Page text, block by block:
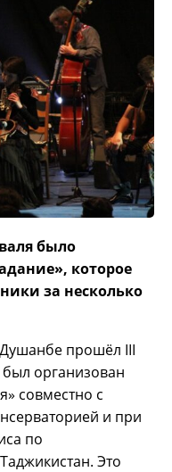
было
которое
за несколько
Душанбе прошёл III
организован
совместно с
и при
по
Это